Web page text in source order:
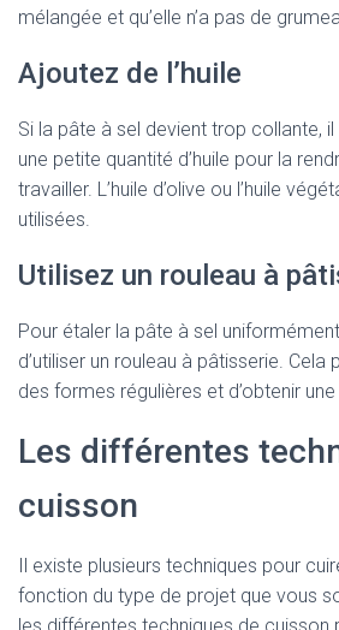
mélangée et qu’elle n’a pas de
Ajoutez de l’huile
Si la pâte à sel devient trop collante,
une petite quantité d’huile pour la
travailler. L’huile d’olive ou l’huile
utilisées.
Utilisez un rouleau à
Pour étaler la pâte à sel
d’utiliser un rouleau à pâtisserie.
des formes régulières et d’obtenir
Les différentes
cuisson
Il existe plusieurs techniques pour
fonction du type de projet que vous